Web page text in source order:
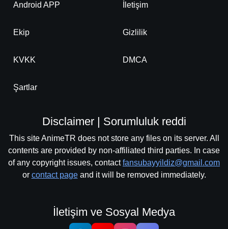
Android APP İletişim
Ekip Gizlilik
KVKK DMCA
Şartlar
Disclaimer | Sorumluluk reddi
This site AnimeTR does not store any files on its server. All
contents are provided by non-affiliated third parties. In case
of any copyright issues, contactfansubayyildiz@gmail.com
or contact pageand it will be removed immediately.
İletişim ve Sosyal Medya